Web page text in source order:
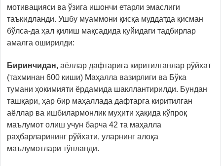
мотивацияси ва ўзига ишончи етарли эмаслиги
таъкидланди. Ушбу муаммони қисқа муддатда қисман
бўлса-да ҳал қилиш мақсадида қуйидаги тадбирлар
амалга оширилди:
Биринчидан, аёллар дафтарига киритилганлар рўйхат
(тахминан 600 киши) Маҳалла вазирлиги ва Бўка
тумани ҳокимияти ёрдамида шакллантирилди. Бундан
ташқари, ҳар бир маҳаллада дафтарга киритилган
аёллар ва ишбилармонлик муҳити ҳақида кўпроқ
маълумот олиш учун барча 42 та маҳалла
раҳбарларининг рўйхати, уларнинг алоқа
маълумотлари тўпланди.